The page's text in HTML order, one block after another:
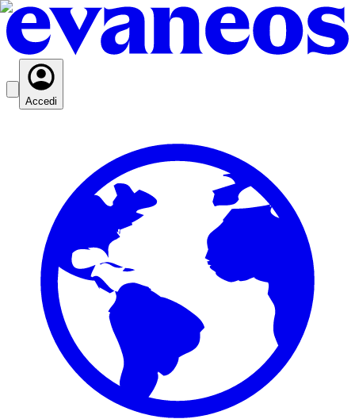
Accedi